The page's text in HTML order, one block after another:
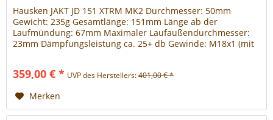
Hausken JAKT JD 151 XTRM MK2 Durchmesser: 50mm
Gewicht: 235g Gesamtlänge: 151mm Länge ab der
Laufmündung: 67mm Maximaler Laufaußendurchmesser:
23mm Dämpfungsleistung ca. 25+ db ​Gewinde: M18x1 (mit
359,00 € * UVP des Herstellers:401,00 € *
Merken